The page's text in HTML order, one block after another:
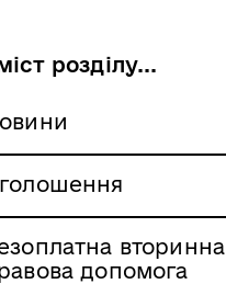
розділу...
вторинна
допомога